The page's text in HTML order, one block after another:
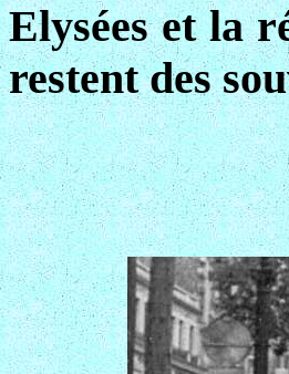
Elysées et la
restent des